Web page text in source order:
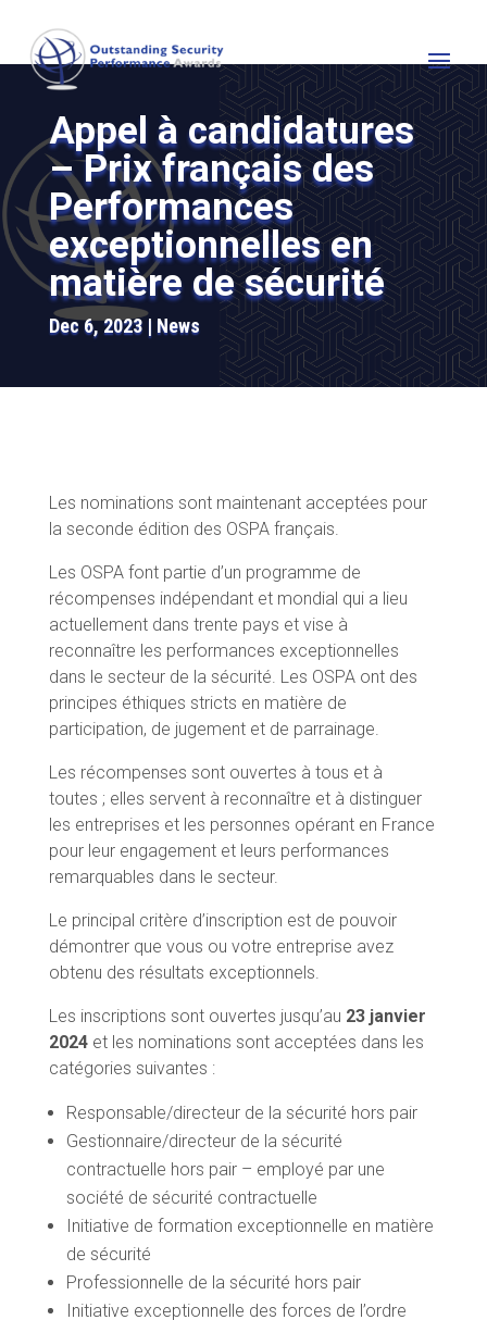
Appel à candidatures
– Prix français des
Performances
exceptionnelles en
matière de sécurité
Dec 6, 2023 News
Les nominations sont maintenant acceptées pour
la seconde édition des OSPA français.
Les OSPA font partie d’un programme de
récompenses indépendant et mondial qui a lieu
actuellement dans trente pays et vise à
reconnaître les performances exceptionnelles
dans le secteur de la sécurité. Les OSPA ont des
principes éthiques stricts en matière de
participation, de jugement et de parrainage.
Les récompenses sont ouvertes à tous et à
toutes ; elles servent à reconnaître et à distinguer
les entreprises et les personnes opérant en France
pour leur engagement et leurs performances
remarquables dans le secteur.
Le principal critère d’inscription est de pouvoir
démontrer que vous ou votre entreprise avez
obtenu des résultats exceptionnels.
Les inscriptions sont ouvertes jusqu’au 23 janvier
2024 et les nominations sont acceptées dans les
catégories suivantes :
Responsable/directeur de la sécurité hors pair
Gestionnaire/directeur de la sécurité
contractuelle hors pair – employé par une
société de sécurité contractuelle
Initiative de formation exceptionnelle en matière
de sécurité
Professionnelle de la sécurité hors pair
Initiative exceptionnelle des forces de l’ordre